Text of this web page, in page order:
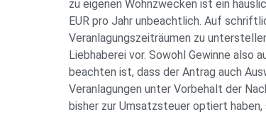
zu eigenen Wohnzwecken ist ein
EUR pro Jahr unbeachtlich. Auf
Veranlagungszeiträumen zu
Liebhaberei vor. Sowohl Gewinne also
beachten ist, dass der Antrag auch
Veranlagungen unter Vorbehalt der
bisher zur Umsatzsteuer optiert